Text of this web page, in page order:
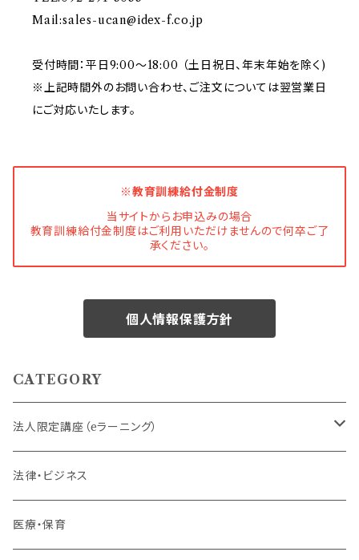
Mail:sales-ucan@idex-f.co.jp
受付時間：平日9:00～18:00 （土日祝日、年末年始を除く)
※上記時間外のお問い合わせ、ご注文については翌営業日
にご対応いたします。
※教育訓練給付金制度
当サイトからお申込みの場合
教育訓練給付金制度はご利用いただけませんので何卒ご了
承ください。
個人情報保護方針
CATEGORY
法人限定講座（eラーニング）
内定者・新入社員
若手社員・中堅社員
法律・ビジネス
医療・保育